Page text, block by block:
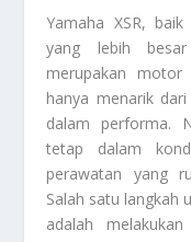
Yamaha XSR,
yang lebih
merupakan
hanya menarik
dalam performa.
tetap dalam
perawatan yang
Salah satu langkah
adalah